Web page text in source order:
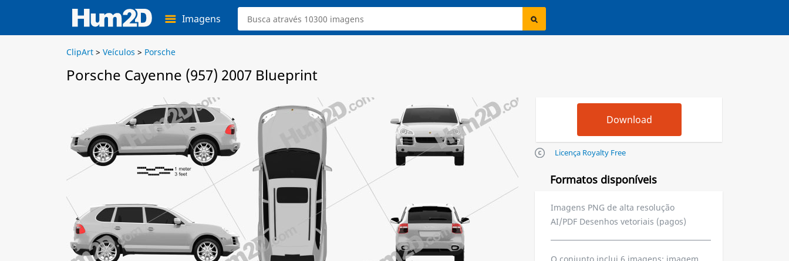
Imagens
ClipArt > Veículos > Porsche
Porsche Cayenne (957) 2007 Blueprint
Licença Royalty Free
Formatos disponíveis
Imagens PNG de alta resolução
AI/PDF Desenhos vetoriais (pagos)